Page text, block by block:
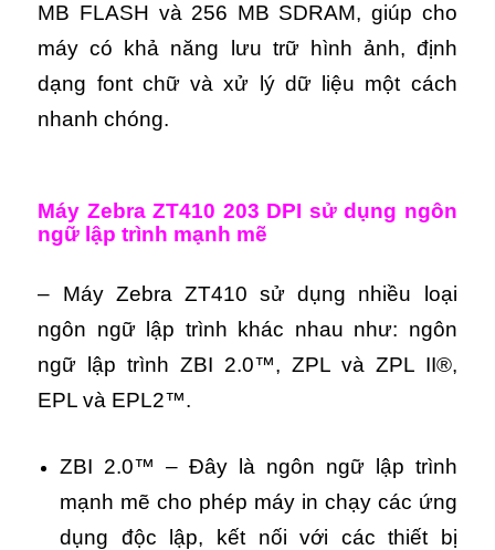
MB FLASH và 256 MB SDRAM, giúp cho
máy có khả năng lưu trữ hình ảnh, định
dạng font chữ và xử lý dữ liệu một cách
nhanh chóng.
Máy Zebra ZT410 203 DPI sử dụng ngôn
ngữ lập trình mạnh mẽ
– Máy Zebra ZT410 sử dụng nhiều loại
ngôn ngữ lập trình khác nhau như: ngôn
ngữ lập trình ZBI 2.0™, ZPL và ZPL II®,
EPL và EPL2™.
ZBI 2.0™ – Đây là ngôn ngữ lập trình
mạnh mẽ cho phép máy in chạy các ứng
dụng độc lập, kết nối với các thiết bị